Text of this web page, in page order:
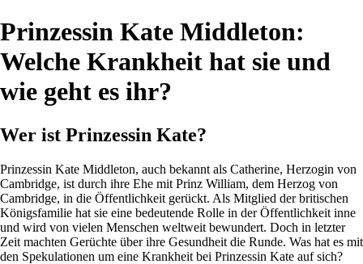
Prinzessin Kate Middleton:
Welche Krankheit hat sie und
wie geht es ihr?
Wer ist Prinzessin Kate?
Prinzessin Kate Middleton, auch bekannt als Catherine, Herzogin von
Cambridge, ist durch ihre Ehe mit Prinz William, dem Herzog von
Cambridge, in die Öffentlichkeit gerückt. Als Mitglied der britischen
Königsfamilie hat sie eine bedeutende Rolle in der Öffentlichkeit inne
und wird von vielen Menschen weltweit bewundert. Doch in letzter
Zeit machten Gerüchte über ihre Gesundheit die Runde. Was hat es mit
den Spekulationen um eine Krankheit bei Prinzessin Kate auf sich?